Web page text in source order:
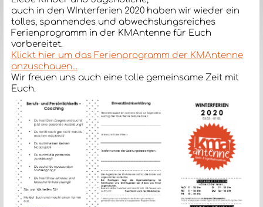
auch in den WInterferien 2020 haben wir wieder ein
tolles, spannendes und abwechslungsreiches
Ferienprogramm in der KMAntenne für Euch
vorbereitet.
Klickt hier um das Ferienprogramm der KMAntenne
anzuschauen...
Wir freuen uns auch eine tolle gemeinsame Zeit mit
Euch.